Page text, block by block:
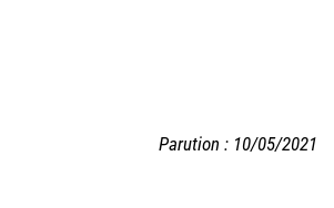
Parution : 10/05/2021